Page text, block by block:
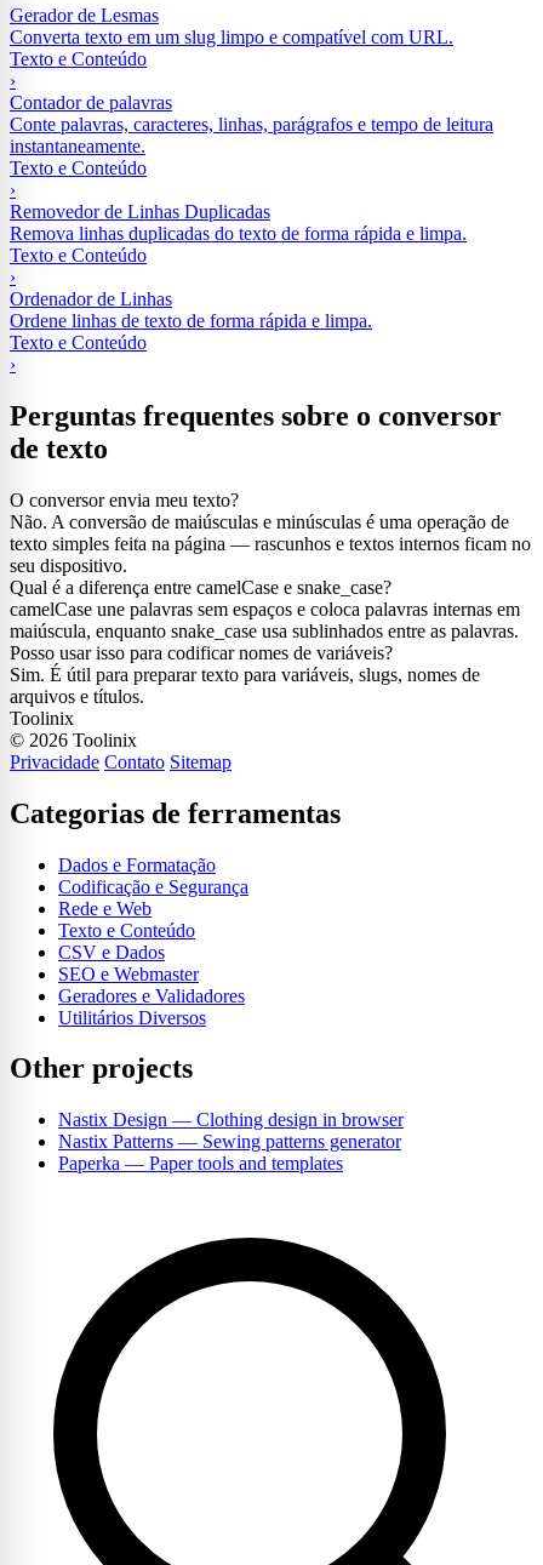
Gerador de Lesmas
Converta texto em um slug limpo e compatível com URL.
Texto e Conteúdo
›
Contador de palavras
Conte palavras, caracteres, linhas, parágrafos e tempo de leitura
instantaneamente.
Texto e Conteúdo
›
Removedor de Linhas Duplicadas
Remova linhas duplicadas do texto de forma rápida e limpa.
Texto e Conteúdo
›
Ordenador de Linhas
Ordene linhas de texto de forma rápida e limpa.
Texto e Conteúdo
›
Perguntas frequentes sobre o conversor
de texto
O conversor envia meu texto?
Não. A conversão de maiúsculas e minúsculas é uma operação de
texto simples feita na página — rascunhos e textos internos ficam no
seu dispositivo.
Qual é a diferença entre camelCase e snake_case?
camelCase une palavras sem espaços e coloca palavras internas em
maiúscula, enquanto snake_case usa sublinhados entre as palavras.
Posso usar isso para codificar nomes de variáveis?
Sim. É útil para preparar texto para variáveis, slugs, nomes de
arquivos e títulos.
Toolinix
© 2026 Toolinix
Privacidade Contato Sitemap
Categorias de ferramentas
Dados e Formatação
Codificação e Segurança
Rede e Web
Texto e Conteúdo
CSV e Dados
SEO e Webmaster
Geradores e Validadores
Utilitários Diversos
Other projects
Nastix Design — Clothing design in browser
Nastix Patterns — Sewing patterns generator
Paperka — Paper tools and templates